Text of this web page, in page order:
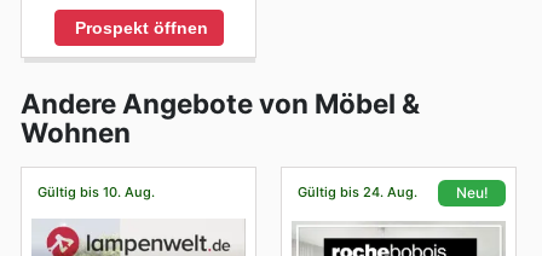
Prospekt öffnen
Andere Angebote von Möbel &
Wohnen
Gültig bis 10. Aug. Gültig bis 24. Aug. Neu!